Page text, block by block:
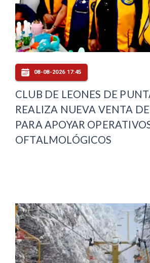
08-08-2026 17:45
CLUB DE LEONES DE
REALIZA NUEVA VENTA
PARA APOYAR
OFTALMOLÓGICOS